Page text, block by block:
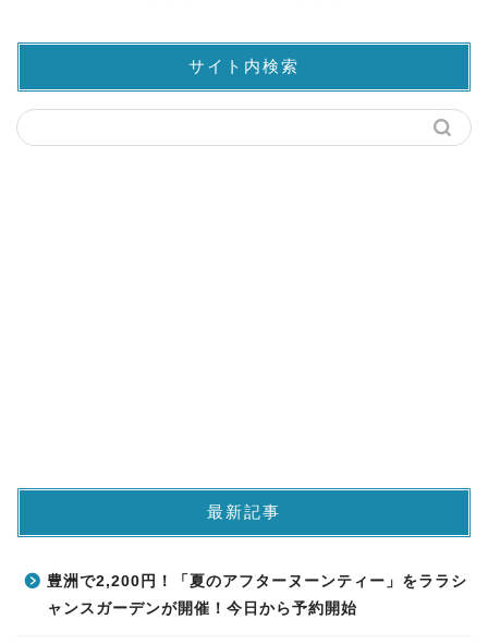
サイト内検索
最新記事
豊洲で2,200円！「夏のアフターヌーンティー」をララシ
ャンスガーデンが開催！今日から予約開始